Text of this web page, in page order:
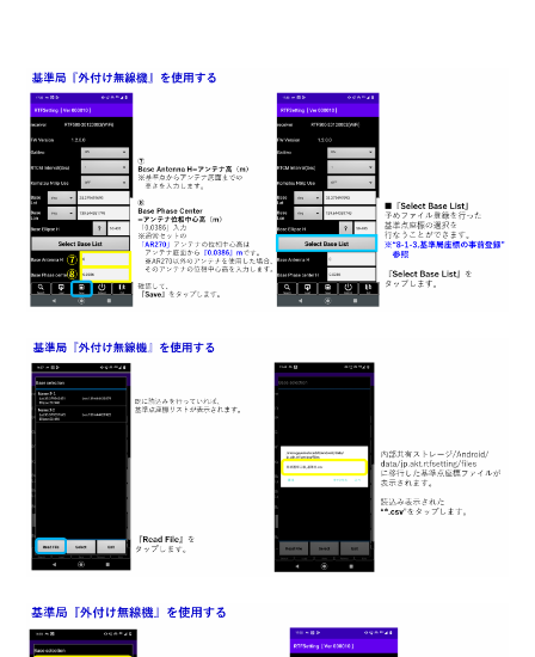
【Smart Construction Rover/CS Mate PRO】現場の座標
を計測したい（一般単点計測）
【Smart Construction Rover/CS Mate PRO】平面図デー
タを取り込みたい
【Smart Construction Rover/CS Mate PRO】3次元設計
データを取り込みたい
【Smart Construction Dashboard/CS Mate PRO】逆打
単点計測した座標情報をSmart Construction Dashboard
【Smart Construction Dashboard/CS Mate PRO】Smart
Construction DashboardからRover端末に指定した座標情
報を送信したい
【Smart Construction Rover/CS Mate PRO】 SIMカード
の設定をしたい